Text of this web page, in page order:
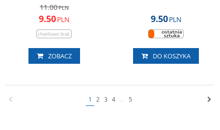
11.00PLN
9.50PLN
ZOBACZ
9.50PLN
DO KOSZYKA
1 2 3 4 ... 5